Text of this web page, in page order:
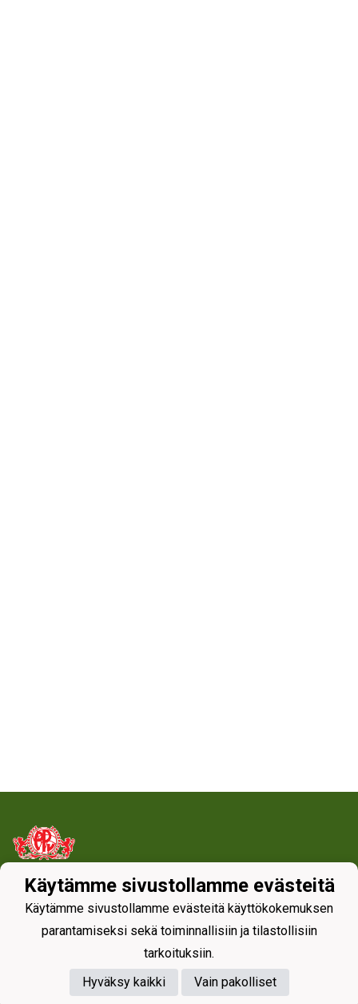
Tietosuojaseloste
Käytämme sivustollamme evästeitä
Käytämme sivustollamme evästeitä käyttökokemuksen
parantamiseksi sekä toiminnallisiin ja tilastollisiin
tarkoituksiin.
Hyväksy kaikki
Vain pakolliset